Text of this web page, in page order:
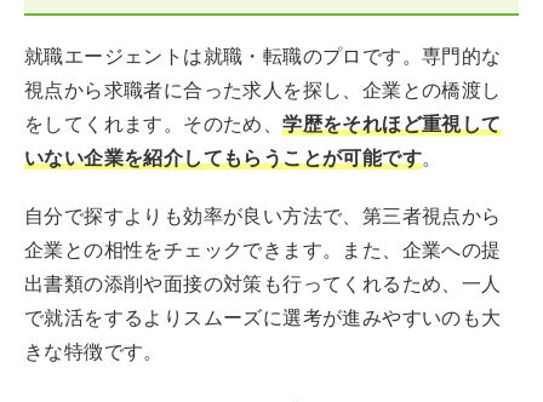
就職エージェントは就職・転職のプロです。専門的な
視点から求職者に合った求人を探し、企業との橋渡し
をしてくれます。そのため、学歴をそれほど重視して
いない企業を紹介してもらうことが可能です。
自分で探すよりも効率が良い方法で、第三者視点から
企業との相性をチェックできます。また、企業への提
出書類の添削や面接の対策も行ってくれるため、一人
で就活をするよりスムーズに選考が進みやすいのも大
きな特徴です。